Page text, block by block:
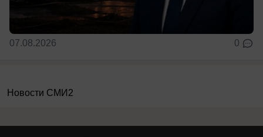
07.08.2026 0
Новости СМИ2